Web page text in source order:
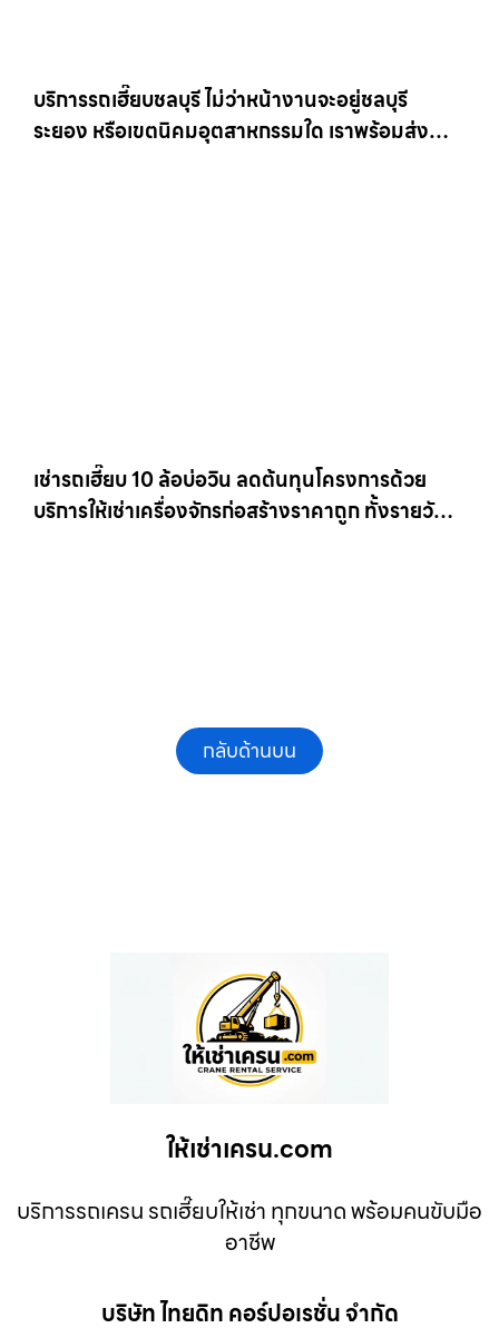
บริการรถเฮี๊ยบชลบุรี ไม่ว่าหน้างานจะอยู่ชลบุรี
ระยอง หรือเขตนิคมอุตสาหกรรมใด เราพร้อมส่งรถ
เช่ารถเฮี๊ยบ 10 ล้อบ่อวิน ลดต้นทุนโครงการด้วย
บริการให้เช่าเครื่องจักรก่อสร้างราคาถูก ทั้งรายวัน
กลับด้านบน
ให้เช่าเครน.com
บริการรถเครน รถเฮี๊ยบให้เช่า ทุกขนาด พร้อมคนขับมือ
อาชีพ
บริษัท ไทยดิท คอร์ปอเรชั่น จำกัด